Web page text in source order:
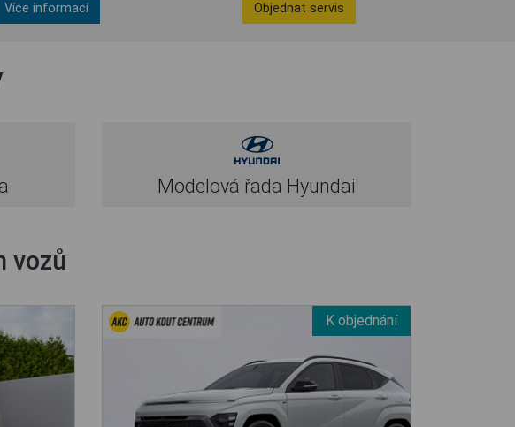
Více informací Objednat servis
Modelová řada Hyundai
vozů
K objednání